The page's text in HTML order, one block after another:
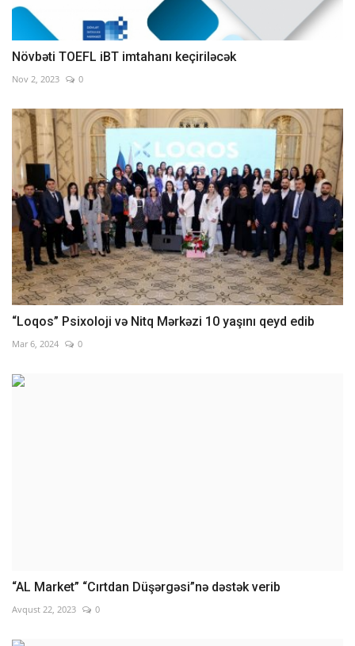
Növbəti TOEFL iBT imtahanı keçiriləcək
Nov 2, 2023 0
“Loqos” Psixoloji və Nitq Mərkəzi 10 yaşını qeyd edib
Mar 6, 2024 0
“AL Market” “Cırtdan Düşərgəsi”nə dəstək verib
Avqust 22, 2023 0